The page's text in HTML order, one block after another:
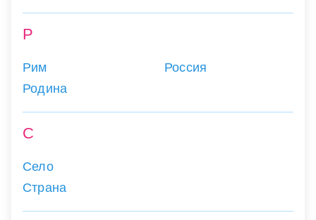
Р
Рим
Родина
Россия
С
Село
Страна